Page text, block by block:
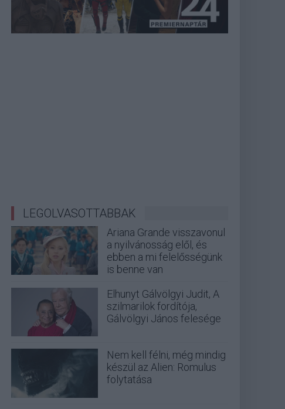
LEGOLVASOTTABBAK
Ariana Grande visszavonul
a nyilvánosság elől, és
ebben a mi felelősségünk
is benne van
Elhunyt Gálvölgyi Judit, A
szilmarilok fordítója,
Gálvölgyi János felesége
Nem kell félni, még mindig
készül az Alien: Romulus
folytatása